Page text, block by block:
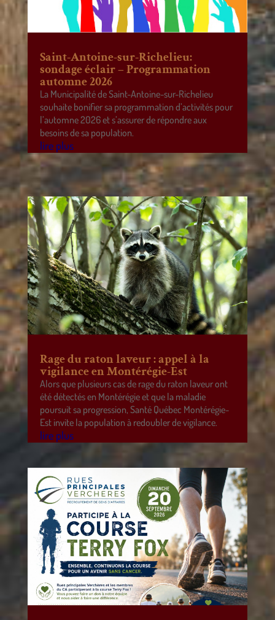
Saint-Antoine-sur-Richelieu:
sondage éclair – Programmation
automne 2026
La Municipalité de Saint-Antoine-sur-Richelieu
souhaite bonifier sa programmation d’activités pour
l’automne 2026 et s’assurer de répondre aux
besoins de sa population.
lire plus
Rage du raton laveur : appel à la
vigilance en Montérégie-Est
Alors que plusieurs cas de rage du raton laveur ont
été détectés en Montérégie et que la maladie
poursuit sa progression, Santé Québec Montérégie-
Est invite la population à redoubler de vigilance.
lire plus